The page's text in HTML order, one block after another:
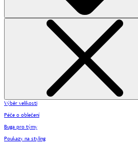
Výběr velikosti
Péče o oblečení
Buga pro týmy
Poukazy na styling